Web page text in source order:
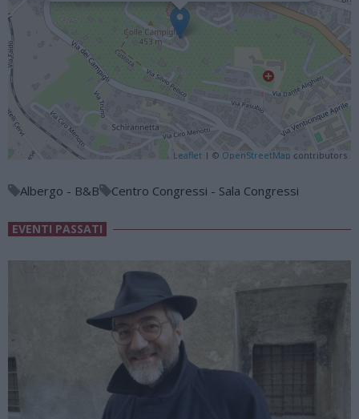
Leaflet | © OpenStreetMap contributors
Albergo - B&B Centro Congressi - Sala Congressi
EVENTI PASSATI